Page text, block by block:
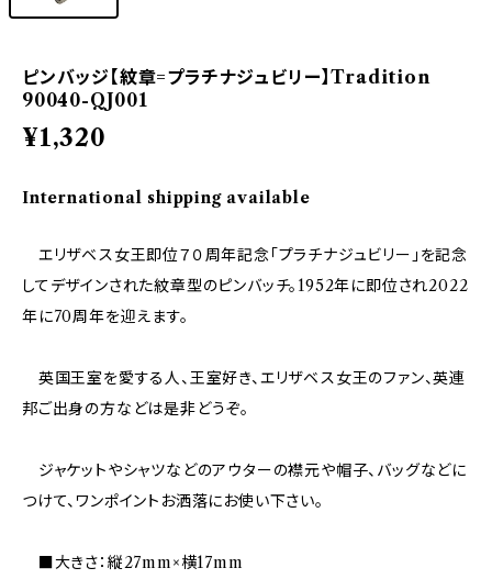
ピンバッジ【紋章=プラチナジュビリー】Tradition
90040-QJ001
¥1,320
International shipping available
エリザベス女王即位７０周年記念「プラチナジュビリー」を記念
してデザインされた紋章型のピンバッチ。1952年に即位され2022
年に70周年を迎えます。
英国王室を愛する人、王室好き、エリザベス女王のファン、英連
邦ご出身の方などは是非どうぞ。
ジャケットやシャツなどのアウターの襟元や帽子、バッグなどに
つけて、ワンポイントお洒落にお使い下さい。
■大きさ：縦27mm×横17mm